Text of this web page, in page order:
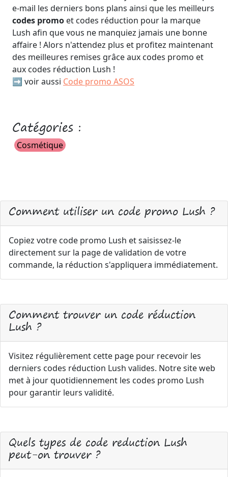
e-mail les derniers bons plans ainsi que les meilleurs
codes promo et codes réduction pour la marque
Lush afin que vous ne manquiez jamais une bonne
affaire ! Alors n'attendez plus et profitez maintenant
des meilleures remises grâce aux codes promo et
aux codes réduction Lush !
➡️ voir aussi Code promo ASOS
Catégories :
Cosmétique
Comment utiliser un code promo Lush ?
Copiez votre code promo Lush et saisissez-le
directement sur la page de validation de votre
commande, la réduction s'appliquera immédiatement.
Comment trouver un code réduction
Lush ?
Visitez régulièrement cette page pour recevoir les
derniers codes réduction Lush valides. Notre site web
met à jour quotidiennement les codes promo Lush
pour garantir leurs validité.
Quels types de code reduction Lush
peut-on trouver ?